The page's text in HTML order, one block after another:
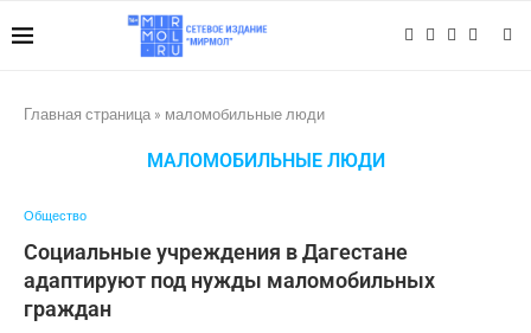
Главная страница » маломобильные люди
МАЛОМОБИЛЬНЫЕ ЛЮДИ
Общество
Социальные учреждения в Дагестане
адаптируют под нужды маломобильных
граждан